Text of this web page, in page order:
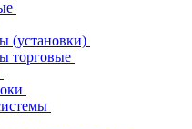
(установки)
торговые